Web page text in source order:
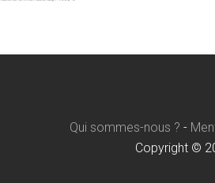
Qui sommes-nous ? -
Copyright ©